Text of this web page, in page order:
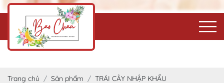
Trang chủ Sản phẩm
TRÁI CÂY NHẬP KHẨU